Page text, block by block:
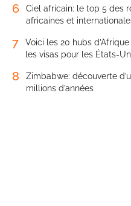
6
Ciel africain: le top 5 des
africaines et
7
Voici les 20 hubs
les visas pour les États-
8
Zimbabwe: découverte
millions d’années